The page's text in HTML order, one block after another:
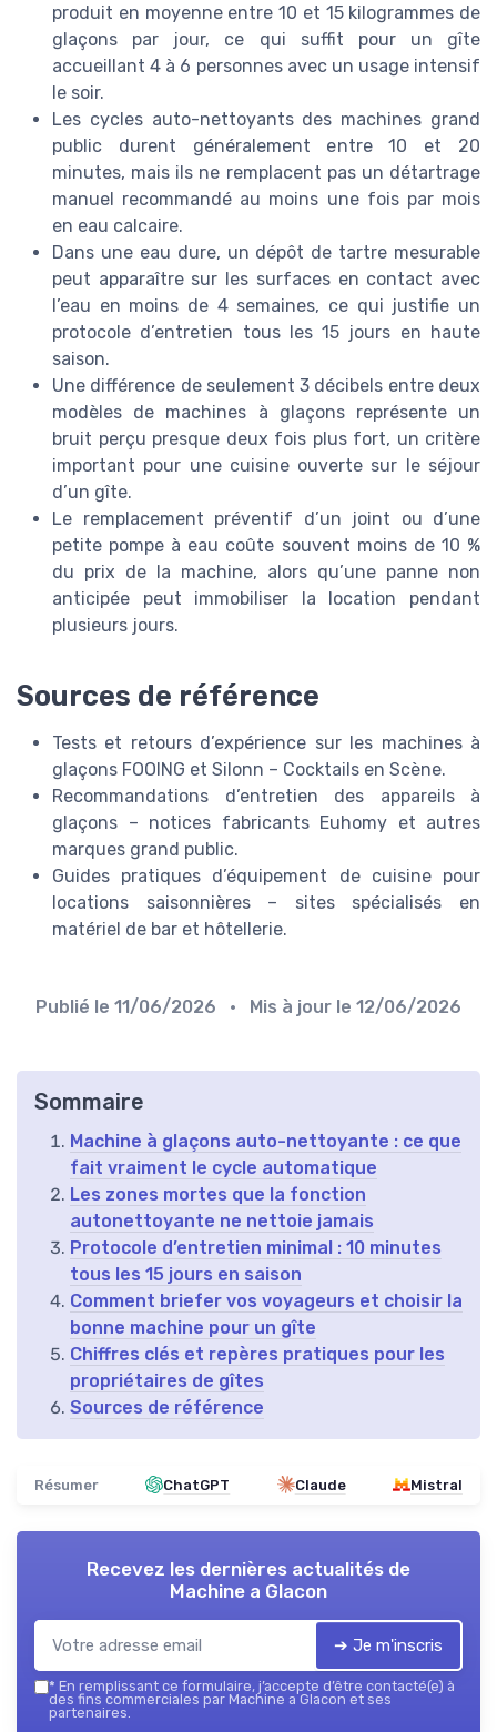
produit en moyenne entre 10 et 15 kilogrammes de
glaçons par jour, ce qui suffit pour un gîte
accueillant 4 à 6 personnes avec un usage intensif
le soir.
Les cycles auto-nettoyants des machines grand
public durent généralement entre 10 et 20
minutes, mais ils ne remplacent pas un détartrage
manuel recommandé au moins une fois par mois
en eau calcaire.
Dans une eau dure, un dépôt de tartre mesurable
peut apparaître sur les surfaces en contact avec
l’eau en moins de 4 semaines, ce qui justifie un
protocole d’entretien tous les 15 jours en haute
saison.
Une différence de seulement 3 décibels entre deux
modèles de machines à glaçons représente un
bruit perçu presque deux fois plus fort, un critère
important pour une cuisine ouverte sur le séjour
d’un gîte.
Le remplacement préventif d’un joint ou d’une
petite pompe à eau coûte souvent moins de 10 %
du prix de la machine, alors qu’une panne non
anticipée peut immobiliser la location pendant
plusieurs jours.
Sources de référence
Tests et retours d’expérience sur les machines à
glaçons FOOING et Silonn – Cocktails en Scène.
Recommandations d’entretien des appareils à
glaçons – notices fabricants Euhomy et autres
marques grand public.
Guides pratiques d’équipement de cuisine pour
locations saisonnières – sites spécialisés en
matériel de bar et hôtellerie.
Publié le 11/06/2026 • Mis à jour le 12/06/2026
Sommaire
Machine à glaçons auto-nettoyante : ce que
fait vraiment le cycle automatique
Les zones mortes que la fonction
autonettoyante ne nettoie jamais
Protocole d’entretien minimal : 10 minutes
tous les 15 jours en saison
Comment briefer vos voyageurs et choisir la
bonne machine pour un gîte
Chiffres clés et repères pratiques pour les
propriétaires de gîtes
Sources de référence
Résumer ChatGPT Claude Mistral
Recevez les dernières actualités de
Machine a Glacon
➔ Je m'inscris
* En remplissant ce formulaire, j’accepte d’être contacté(e) à
des fins commerciales par Machine a Glacon et ses
partenaires.